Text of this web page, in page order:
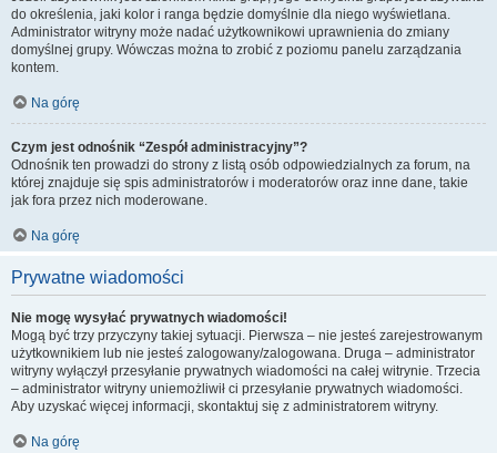
do określenia, jaki kolor i ranga będzie domyślnie dla niego wyświetlana.
Administrator witryny może nadać użytkownikowi uprawnienia do zmiany
domyślnej grupy. Wówczas można to zrobić z poziomu panelu zarządzania
kontem.
Na górę
Czym jest odnośnik “Zespół administracyjny”?
Odnośnik ten prowadzi do strony z listą osób odpowiedzialnych za forum, na
której znajduje się spis administratorów i moderatorów oraz inne dane, takie
jak fora przez nich moderowane.
Na górę
Prywatne wiadomości
Nie mogę wysyłać prywatnych wiadomości!
Mogą być trzy przyczyny takiej sytuacji. Pierwsza – nie jesteś zarejestrowanym
użytkownikiem lub nie jesteś zalogowany/zalogowana. Druga – administrator
witryny wyłączył przesyłanie prywatnych wiadomości na całej witrynie. Trzecia
– administrator witryny uniemożliwił ci przesyłanie prywatnych wiadomości.
Aby uzyskać więcej informacji, skontaktuj się z administratorem witryny.
Na górę